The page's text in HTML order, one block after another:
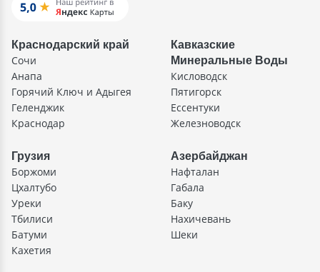
Краснодарский край
Сочи
Анапа
Горячий Ключ и Адыгея
Геленджик
Краснодар
Кавказские
Минеральные Воды
Кисловодск
Пятигорск
Ессентуки
Железноводск
Грузия
Боржоми
Цхалтубо
Уреки
Тбилиси
Батуми
Кахетия
Азербайджан
Нафталан
Габала
Баку
Нахичевань
Шеки